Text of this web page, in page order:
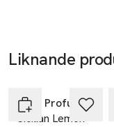
Liknande
Rudy Profumi
Sicilian Lemon